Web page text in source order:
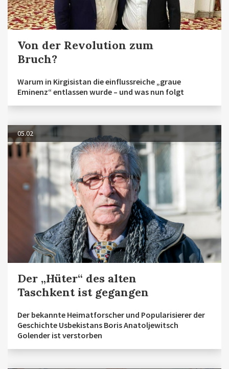
Von der Revolution zum
Bruch?
Warum in Kirgisistan die einflussreiche „graue
Eminenz“ entlassen wurde – und was nun folgt
05.02
Der „Hüter“ des alten
Taschkent ist gegangen
Der bekannte Heimatforscher und Popularisierer der
Geschichte Usbekistans Boris Anatoljewitsch
Golender ist verstorben